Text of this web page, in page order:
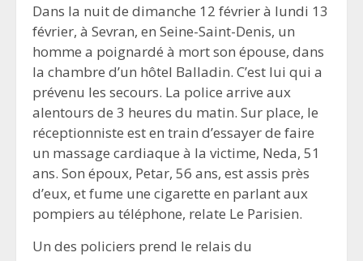
Dans la nuit de dimanche 12 février à lundi 13
février, à Sevran, en Seine-Saint-Denis, un
homme a poignardé à mort son épouse, dans
la chambre d’un hôtel Balladin. C’est lui qui a
prévenu les secours. La police arrive aux
alentours de 3 heures du matin. Sur place, le
réceptionniste est en train d’essayer de faire
un massage cardiaque à la victime, Neda, 51
ans. Son époux, Petar, 56 ans, est assis près
d’eux, et fume une cigarette en parlant aux
pompiers au téléphone, relate Le Parisien.
Un des policiers prend le relais du